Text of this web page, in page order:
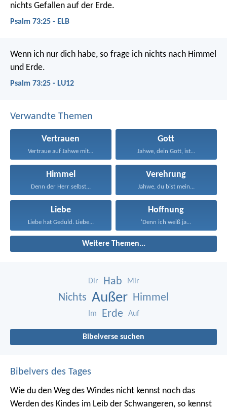
nichts Gefallen auf der Erde.
Psalm 73:25 - ELB
Wenn ich nur dich habe, so frage ich nichts nach Himmel
und Erde.
Psalm 73:25 - LU12
Verwandte Themen
Vertrauen
Vertraue auf Jahwe mit...
Gott
Jahwe, dein Gott, ist...
Himmel
Denn der Herr selbst...
Verehrung
Jahwe, du bist mein...
Liebe
Liebe hat Geduld. Liebe...
Hoffnung
'Denn ich weiß ja...
Weitere Themen...
Dir Hab Mir
Nichts Außer Himmel
Im Erde Auf
Bibelverse suchen
Bibelvers des Tages
Wie du den Weg des Windes nicht kennst noch das
Werden des Kindes im Leib der Schwangeren, so kennst